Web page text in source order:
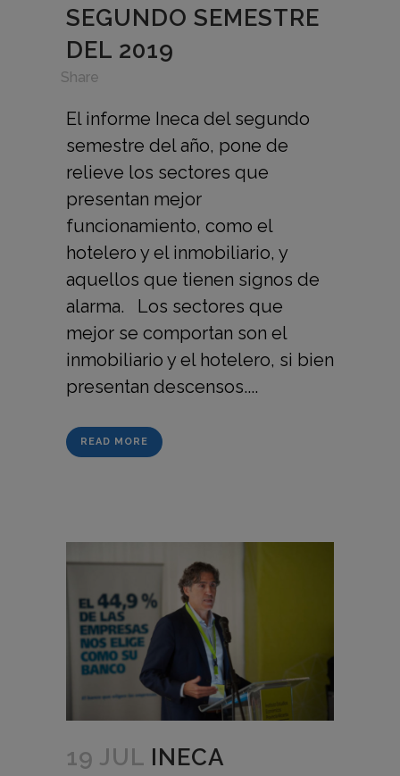
SEGUNDO SEMESTRE
DEL 2019
Share
El informe Ineca del segundo
semestre del año, pone de
relieve los sectores que
presentan mejor
funcionamiento, como el
hotelero y el inmobiliario, y
aquellos que tienen signos de
alarma. Los sectores que
mejor se comportan son el
inmobiliario y el hotelero, si bien
presentan descensos....
READ MORE
19 JUL INECA